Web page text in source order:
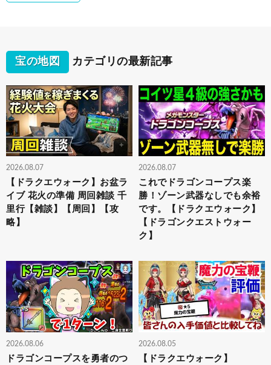
宝の地図 カテゴリの最新記事
2026.08.07
【ドラクエウォーク】お盆ラ
イブ 花火の準備 周回雑談 千
里行【雑談】【周回】【攻
略】
2026.08.07
これでドラゴンコープス楽
勝！ゾーン武器なしでも余裕
です。【ドラクエウォーク】
【ドラゴンクエストウォー
ク】
2026.08.06
ドラゴンコープスを勇者のつ
2026.08.05
【ドラクエウォーク】